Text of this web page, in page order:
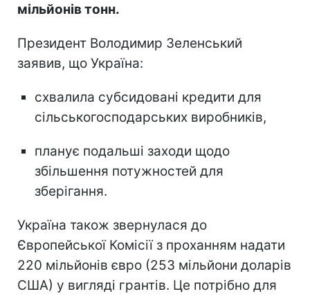
мільйонів тонн.
Президент Володимир Зеленський
заявив, що Україна:
схвалила субсидовані кредити для
сільськогосподарських виробників,
планує подальші заходи щодо
збільшення потужностей для
зберігання.
Україна також звернулася до
Європейської Комісії з проханням надати
220 мільйонів євро (253 мільйони доларів
США) у вигляді грантів. Це потрібно для